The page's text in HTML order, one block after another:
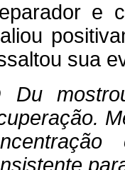
e
sua
Du